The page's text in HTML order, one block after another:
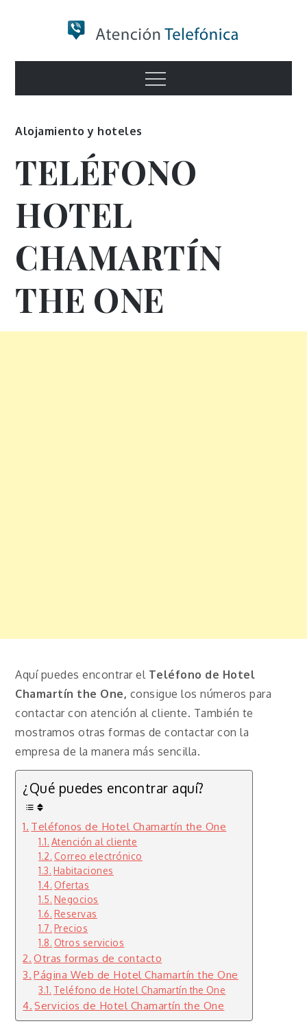
Numero de
Información
Menu
Alojamiento y hoteles
TELÉFONO
HOTEL
CHAMARTÍN
THE ONE
Aquí puedes encontrar el Teléfono de Hotel
Chamartín the One, consigue los números para
contactar con atención al cliente. También te
mostramos otras formas de contactar con la
empresa de la manera más sencilla.
¿Qué puedes encontrar aquí?
Teléfonos de Hotel Chamartín the One
Atención al cliente
Correo electrónico
Habitaciones
Ofertas
Negocios
Reservas
Precios
Otros servicios
Otras formas de contacto
Página Web de Hotel Chamartín the One
Teléfono de Hotel Chamartín the One
Servicios de Hotel Chamartín the One